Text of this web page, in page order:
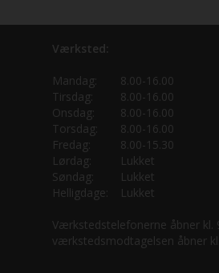
Værksted:
Mandag:
8.00-16.00
Tirsdag:
8.00-16.00
Onsdag:
8.00-16.00
Torsdag:
8.00-16.00
Fredag:
8.00-15.30
Lørdag:
Lukket
Søndag:
Lukket
Helligdage:
Lukket
Værkstedstelefonerne åbner kl.
værkstedsmodtagelsen åbner